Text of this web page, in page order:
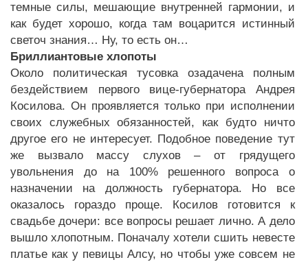
темные силы, мешающие внутренней гармонии, и
как будет хорошо, когда там воцарится истинный
светоч знания… Ну, то есть он…
Бриллиантовые хлопоты
Около политическая тусовка озадачена полным
бездействием первого вице-губернатора Андрея
Косилова. Он проявляется только при исполнении
своих служебных обязанностей, как будто ничто
другое его не интересует. Подобное поведение тут
же вызвало массу слухов – от грядущего
увольнения до на 100% решенного вопроса о
назначении на должность губернатора. Но все
оказалось гораздо проще. Косилов готовится к
свадьбе дочери: все вопросы решает лично. А дело
вышло хлопотным. Поначалу хотели сшить невесте
платье как у певицы Алсу, но чтобы уже совсем не